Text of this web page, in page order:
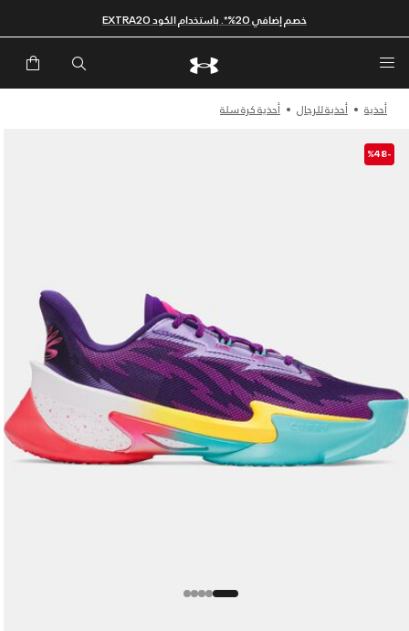
خصم إضافي 20%*. باستخدام الكود EXTRA20
أحذية أحذية للرجال أحذية كرة سلة
-%48